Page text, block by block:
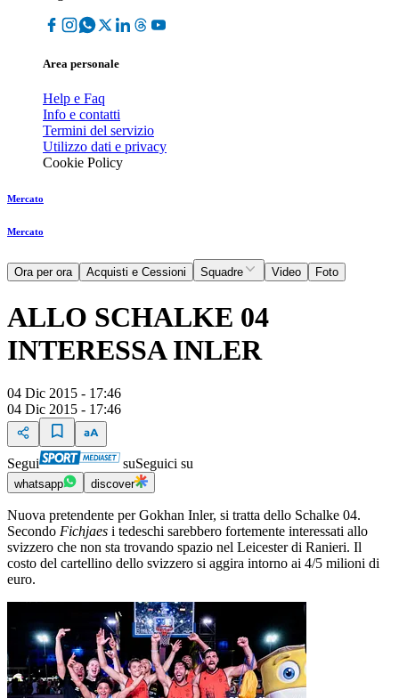
Area personale
Help e Faq
Info e contatti
Termini del servizio
Utilizzo dati e privacy
Cookie Policy
Mercato
Mercato
Ora per ora Acquisti e Cessioni Squadre Video Foto
ALLO SCHALKE 04
INTERESSA INLER
04 Dic 2015 - 17:46
04 Dic 2015 - 17:46
Segui suSeguici su
whatsapp discover
Nuova pretendente per Gokhan Inler, si tratta dello Schalke 04.
Secondo Fichjaes i tedeschi sarebbero fortemente interessati allo
svizzero che non sta trovando spazio nel Leicester di Ranieri. Il
costo del cartellino dello svizzero si aggira intorno ai 4/5 milioni di
euro.